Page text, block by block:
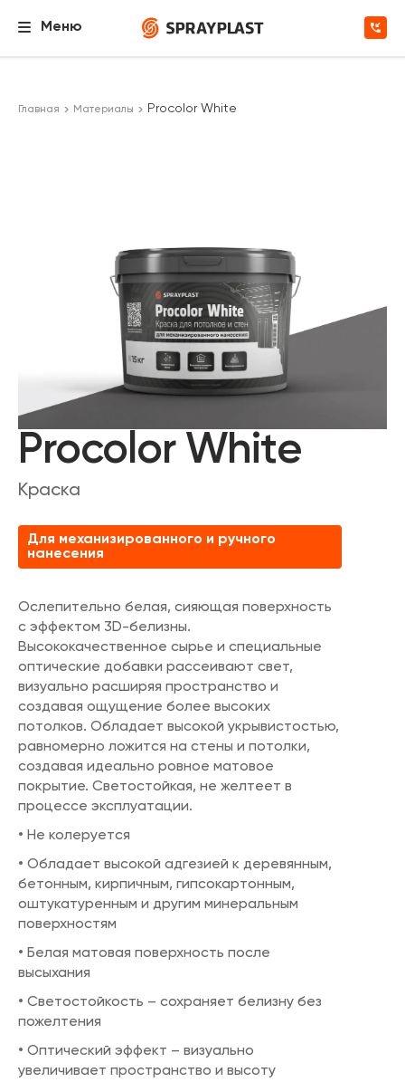
Меню
Главная Материалы Procolor White
Procolor White
Краска
Для механизированного и ручного
нанесения
Ослепительно белая, сияющая поверхность
с эффектом 3D-белизны.
Высококачественное сырье и специальные
оптические добавки рассеивают свет,
визуально расширяя пространство и
создавая ощущение более высоких
потолков. Обладает высокой укрывистостью,
равномерно ложится на стены и потолки,
создавая идеально ровное матовое
покрытие. Светостойкая, не желтеет в
процессе эксплуатации.
• Не колеруется
• Обладает высокой адгезией к деревянным,
бетонным, кирпичным, гипсокартонным,
оштукатуренным и другим минеральным
поверхностям
• Белая матовая поверхность после
высыхания
• Светостойкость – сохраняет белизну без
пожелтения
• Оптический эффект – визуально
увеличивает пространство и высоту